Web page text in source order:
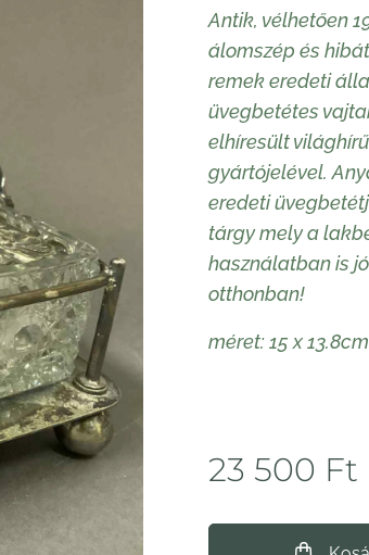
Antik, vélhetően
álomszép és
remek eredeti
üvegbetétes
elhíresült
gyártójelével.
eredeti
tárgy mely a
használatban is
otthonban!
méret: 15 x
23 500 Ft